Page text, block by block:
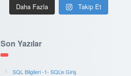
Daha Fazla Takip Et
Son Yazılar
SQL Bilgileri -1- SQL’e Giriş